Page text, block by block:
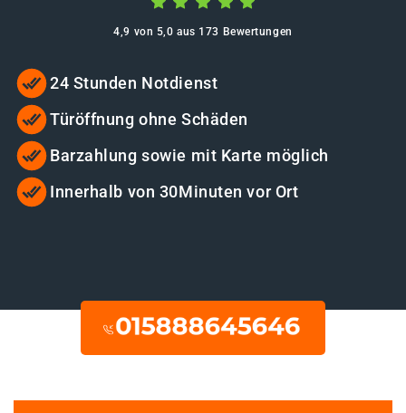
4,9 von 5,0 aus 173 Bewertungen
24 Stunden Notdienst
Türöffnung ohne Schäden
Barzahlung sowie mit Karte möglich
Innerhalb von 30Minuten vor Ort